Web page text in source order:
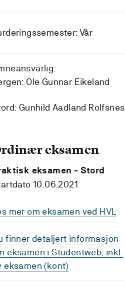
Vår
Ole Gunnar Eikeland
Gunhild Aadland Rolfsnes
eksamen
eksamen - Stord
10.06.2021
mer om eksamen ved HVL
finner detaljert informasjon
eksamen i Studentweb, inkl.
eksamen (kont)